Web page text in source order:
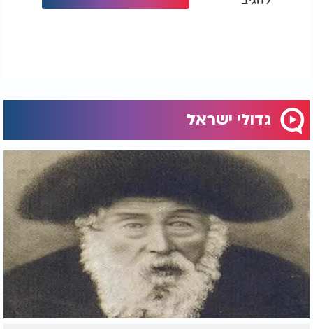
בציבור כולו.
יום ההילולא של
אישי: האם אנו מנצלים את הזמן, כמו שהוא ניצל כל רגע
ללימוד, חסד ותפילה. ניתן ביום זה לומרתהיליםלזכות
נשמתו ולקבל על עצמנו קבלה קטנה בתורה, בתפילה או
בגמילות חסדים, כהמשך חי לדמותו.
גדולי ישראל